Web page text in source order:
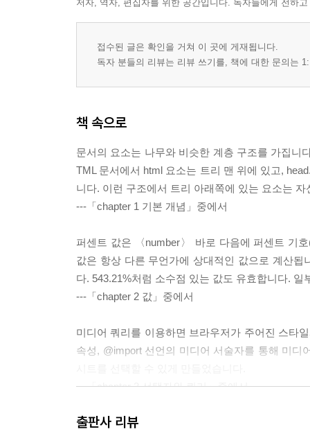
저자, 역자, 편집자를 위한 공간입니다. 독자들에게 전하
접수된 글은 확인을 거쳐 이 곳에 게재됩니다.
독자 분들의 리뷰는 리뷰 쓰기를, 책에 대한 문의는
책 속으로
문서의 요소는 나무와 비슷한 계층 구조를 가집니
TML 문서에서 html 요소는 트리 맨 위에 있고,
니다. 이런 구조에서 트리 아래쪽에 있는 요소는
---「chapter 1 기본 개념」중에서
퍼센트 값은 〈number〉 바로 다음에 퍼센트 기
값은 항상 다른 무언가에 상대적인 값으로 계산
다. 543.21%처럼 소수점 있는 값도 유효합니다.
---「chapter 2 값」중에서
미디어 쿼리를 이용하면 브라우저가 주어진 스타
속성, @import 선언의 미디어 서술자를 통해 미
---「chapter 3 선택자와 쿼리」중에서
이 장에서 설명하는 프로퍼티 이름 부분에는 상
출판사 리뷰